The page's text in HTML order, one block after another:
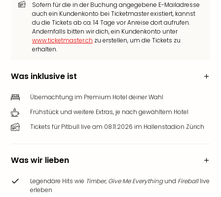
Sofern für die in der Buchung angegebene E-Mailadresse
auch ein Kundenkonto bei Ticketmaster existiert, kannst
du die Tickets ab ca. 14 Tage vor Anreise dort aufrufen.
Andernfalls bitten wir dich, ein Kundenkonto unter
www.ticketmaster.ch zu erstellen, um die Tickets zu
erhalten.
Was inklusive ist
Übernachtung im Premium Hotel deiner Wahl
Frühstück und weitere Extras, je nach gewähltem Hotel
Tickets für Pitbull live am 08.11.2026 im Hallenstadion Zürich
Was wir lieben
Legendäre Hits wie Timber, Give Me Everythingund Fireballlive
erleben